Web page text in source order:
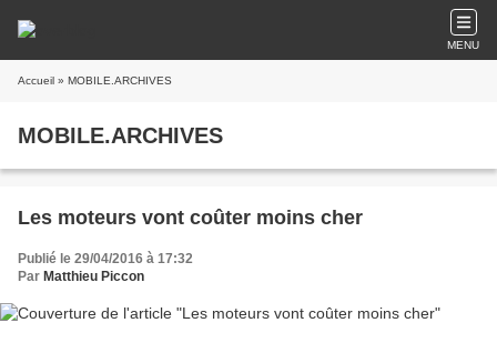
MENU
Accueil » MOBILE.ARCHIVES
MOBILE.ARCHIVES
Les moteurs vont coûter moins cher
Publié le 29/04/2016 à 17:32
Par Matthieu Piccon